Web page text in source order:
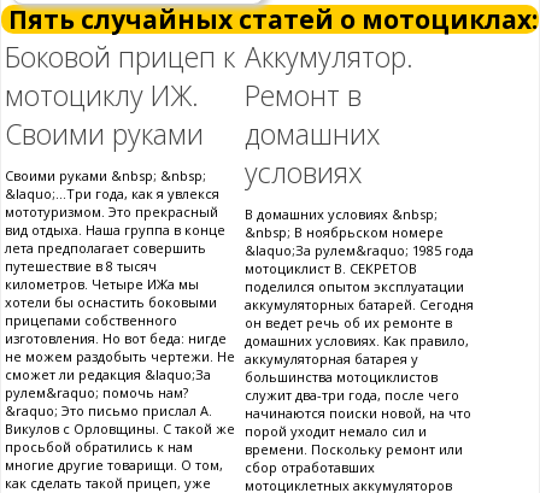
Пять случайных статей о мотоциклах:
Боковой прицеп к
мотоциклу ИЖ.
Своими руками
Своими руками &nbsp; &nbsp;
&laquo;...Три года, как я увлекся
мототуризмом. Это прекрасный
вид отдыха. Наша группа в конце
лета предполагает совершить
путешествие в 8 тысяч
километров. Четыре ИЖа мы
хотели бы оснастить боковыми
прицепами собственного
изготовления. Но вот беда: нигде
не можем раздобыть чертежи. Не
сможет ли редакция &laquo;За
рулем&raquo; помочь нам?
&raquo; Это письмо прислал А.
Викулов с Орловщины. С такой же
просьбой обратились к нам
многие другие товарищи. О том,
как сделать такой прицеп, уже
Аккумулятор.
Ремонт в
домашних
условиях
В домашних условиях &nbsp;
&nbsp; В ноябрьском номере
&laquo;За рулем&raquo; 1985 года
мотоциклист В. СЕКРЕТОВ
поделился опытом эксплуатации
аккумуляторных батарей. Сегодня
он ведет речь об их ремонте в
домашних условиях. Как правило,
аккумуляторная батарея у
большинства мотоциклистов
служит два-три года, после чего
начинаются поиски новой, на что
порой уходит немало сил и
времени. Поскольку ремонт или
сбор отработавших
мотоциклетных аккумуляторов